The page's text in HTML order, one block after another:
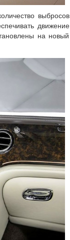
выбросов
движение
на новый